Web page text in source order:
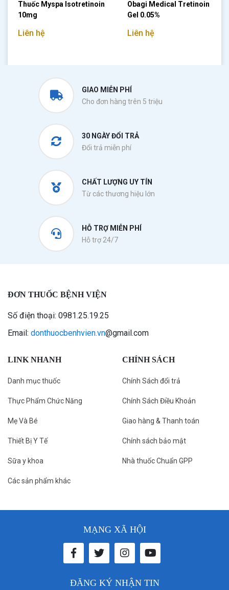
Thuốc Myspa Isotretinoin
10mg
Liên hệ
Obagi Medical Tretinoin
Gel 0.05%
Liên hệ
GIAO MIỄN PHÍ
Cho đơn hàng trên 5 triệu
30 NGÀY ĐỔI TRẢ
Đổi trả miễn phí
CHẤT LƯỢNG UY TÍN
Từ các thương hiệu lớn
HỖ TRỢ MIỄN PHÍ
Hỗ trợ 24/7
ĐƠN THUỐC BỆNH VIỆN
Số điện thoại: 0981.25.19.25
Email: donthuocbenhvien.vn@gmail.com
LINK NHANH
Danh mục thuốc
Thực Phẩm Chức Năng
Mẹ Và Bé
Thiết Bị Y Tế
Sữa y khoa
Các sản phẩm khác
CHÍNH SÁCH
Chính Sách đổi trả
Chính Sách Điều Khoản
Giao hàng & Thanh toán
Chính sách bảo mật
Nhà thuốc Chuẩn GPP
MẠNG XÃ HỘI
ĐĂNG KÝ NHẬN TIN